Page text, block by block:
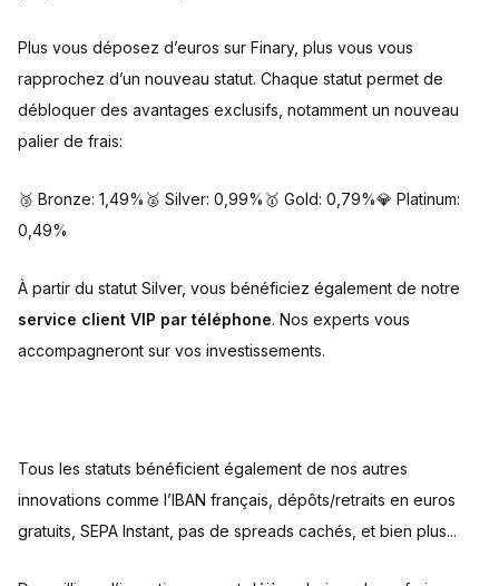
Plus vous déposez d’euros sur Finary, plus vous vous
rapprochez d’un nouveau statut. Chaque statut permet de
débloquer des avantages exclusifs, notamment un nouveau
palier de frais:
🥉 Bronze: 1,49%🥈 Silver: 0,99%🥇 Gold: 0,79%💎 Platinum:
0,49%
À partir du statut Silver, vous bénéficiez également de notre
service client VIP par téléphone. Nos experts vous
accompagneront sur vos investissements.
Tous les statuts bénéficient également de nos autres
innovations comme l’IBAN français, dépôts/retraits en euros
gratuits, SEPA Instant, pas de spreads cachés, et bien plus...